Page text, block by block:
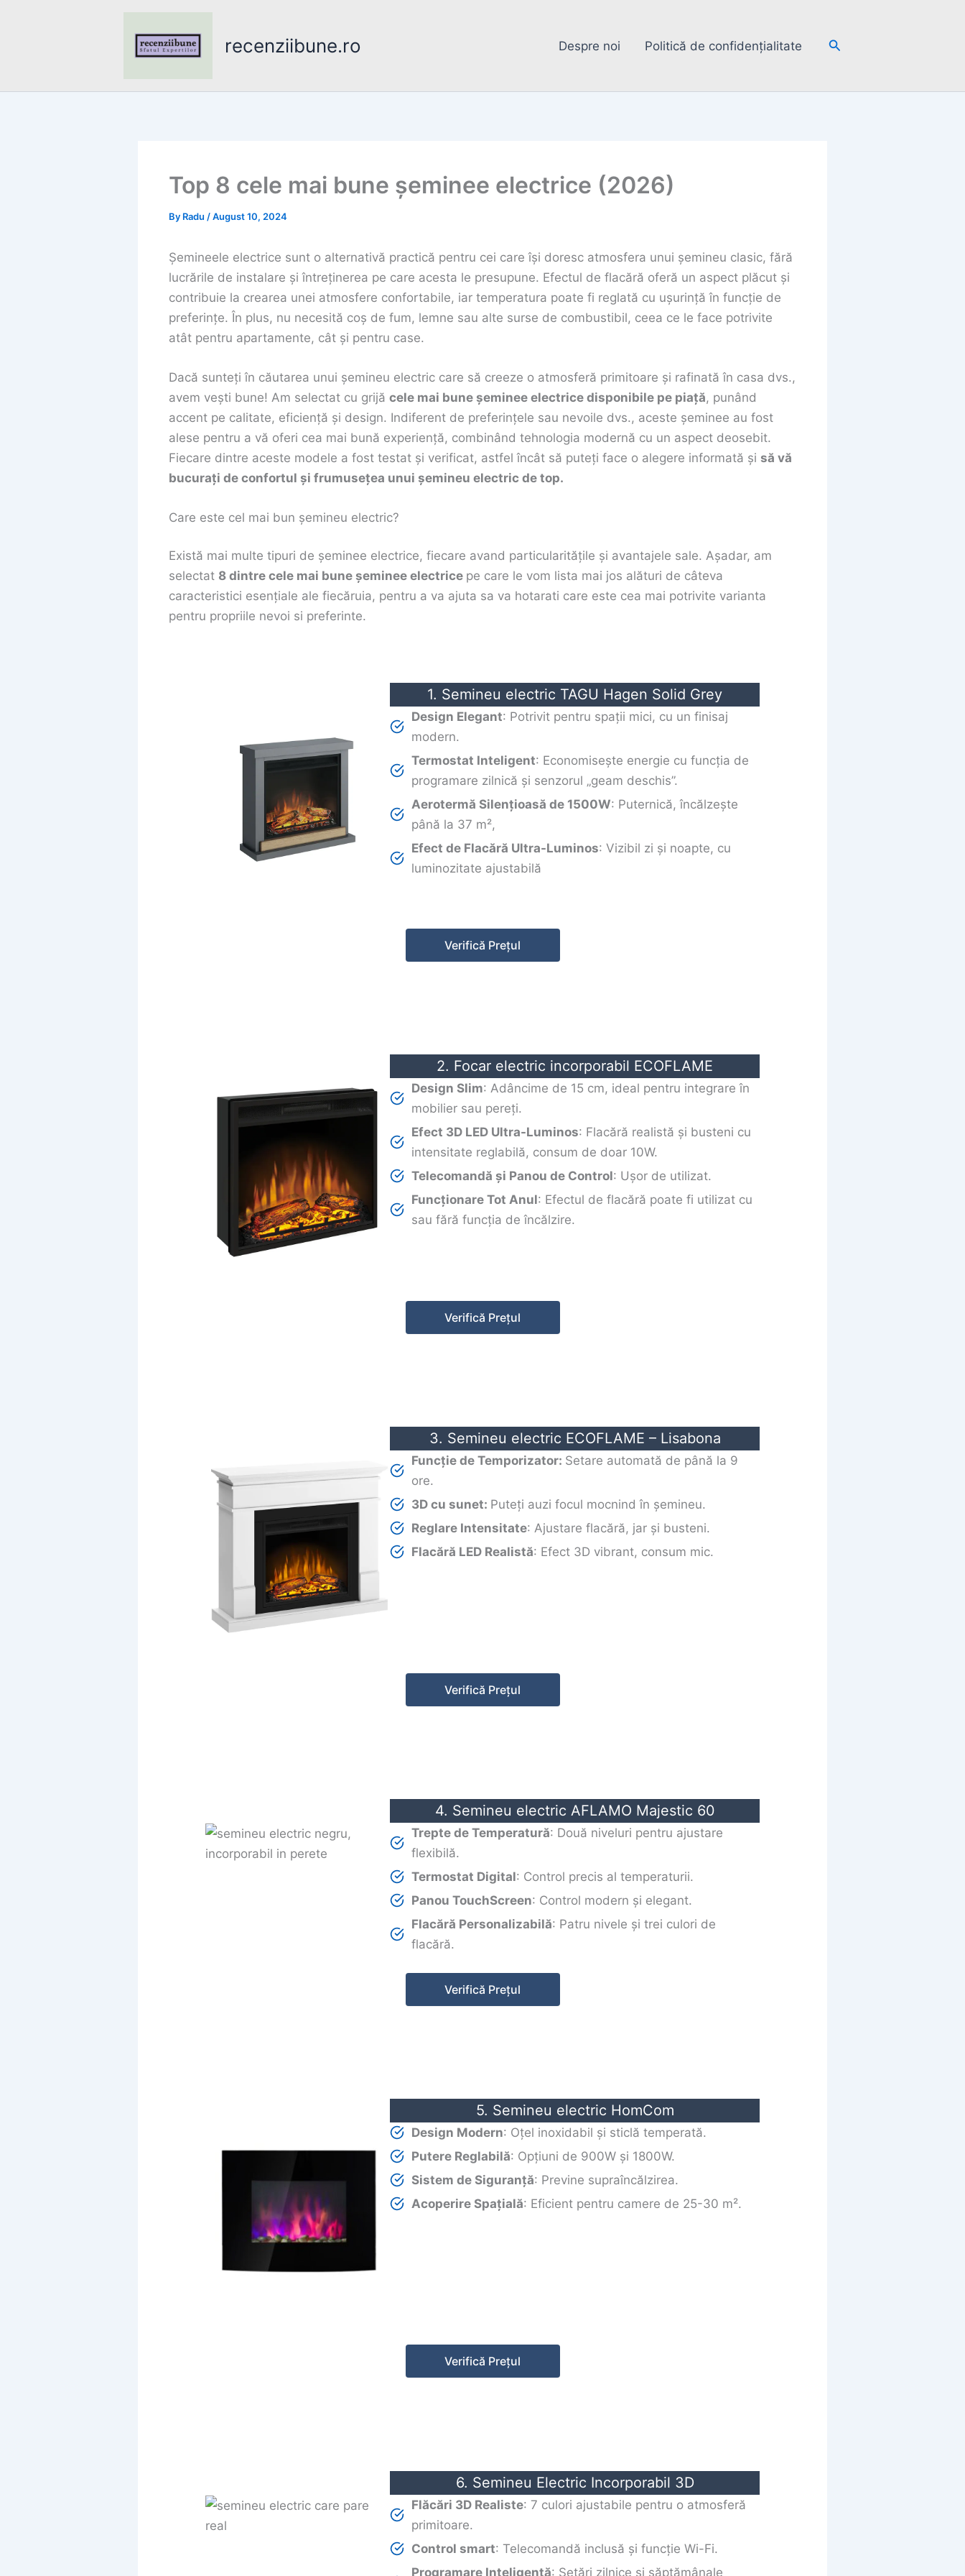
recenziibune.ro Despre noi Politică de confidențialitate Search
Top 8 cele mai bune șeminee electrice (2026)
By Radu /August 10, 2024
Șemineele electrice sunt o alternativă practică pentru cei care își doresc atmosfera unui șemineu clasic, fără
lucrările de instalare și întreținerea pe care acesta le presupune. Efectul de flacără oferă un aspect plăcut și
contribuie la crearea unei atmosfere confortabile, iar temperatura poate fi reglată cu ușurință în funcție de
preferințe. În plus, nu necesită coș de fum, lemne sau alte surse de combustibil, ceea ce le face potrivite
atât pentru apartamente, cât și pentru case.
Dacă sunteți în căutarea unui șemineu electric care să creeze o atmosferă primitoare și rafinată în casa dvs.,
avem vești bune! Am selectat cu grijă cele mai bune șeminee electrice disponibile pe piață, punând
accent pe calitate, eficiență și design. Indiferent de preferințele sau nevoile dvs., aceste șeminee au fost
alese pentru a vă oferi cea mai bună experiență, combinând tehnologia modernă cu un aspect deosebit.
Fiecare dintre aceste modele a fost testat și verificat, astfel încât să puteți face o alegere informată și să vă
bucurați de confortul și frumusețea unui șemineu electric de top.
Care este cel mai bun șemineu electric?
Există mai multe tipuri de șeminee electrice, fiecare avand particularitățile și avantajele sale. Așadar, am
selectat 8 dintre cele mai bune șeminee electrice pe care le vom lista mai jos alături de câteva
caracteristici esențiale ale fiecăruia, pentru a va ajuta sa va hotarati care este cea mai potrivite varianta
pentru propriile nevoi si preferinte.
1. Semineu electric TAGU Hagen Solid Grey
Design Elegant: Potrivit pentru spații mici, cu un finisaj
modern.
Termostat Inteligent: Economisește energie cu funcția de
programare zilnică și senzorul „geam deschis”.
Aerotermă Silențioasă de 1500W: Puternică, încălzește
până la 37 m²,
Efect de Flacără Ultra-Luminos: Vizibil zi și noapte, cu
luminozitate ajustabilă
Verifică Prețul
2. Focar electric incorporabil ECOFLAME
Design Slim: Adâncime de 15 cm, ideal pentru integrare în
mobilier sau pereți.
Efect 3D LED Ultra-Luminos: Flacără realistă și busteni cu
intensitate reglabilă, consum de doar 10W.
Telecomandă și Panou de Control: Ușor de utilizat.
Funcționare Tot Anul: Efectul de flacără poate fi utilizat cu
sau fără funcția de încălzire.
Verifică Prețul
3. Semineu electric ECOFLAME – Lisabona
Funcție de Temporizator: Setare automată de până la 9
ore.
3D cu sunet: Puteți auzi focul mocnind în șemineu.
Reglare Intensitate: Ajustare flacără, jar și busteni.
Flacără LED Realistă: Efect 3D vibrant, consum mic.
Verifică Prețul
4. Semineu electric AFLAMO Majestic 60
Trepte de Temperatură: Două niveluri pentru ajustare
flexibilă.
Termostat Digital: Control precis al temperaturii.
Panou TouchScreen: Control modern și elegant.
Flacără Personalizabilă: Patru nivele și trei culori de
flacără.
Verifică Prețul
5. Semineu electric HomCom
Design Modern: Oțel inoxidabil și sticlă temperată.
Putere Reglabilă: Opțiuni de 900W și 1800W.
Sistem de Siguranță: Previne supraîncălzirea.
Acoperire Spațială: Eficient pentru camere de 25-30 m².
Verifică Prețul
6. Semineu Electric Incorporabil 3D
Flăcări 3D Realiste: 7 culori ajustabile pentru o atmosferă
primitoare.
Control smart: Telecomandă inclusă și funcție Wi-Fi.
Programare Inteligentă: Setări zilnice și săptămânale